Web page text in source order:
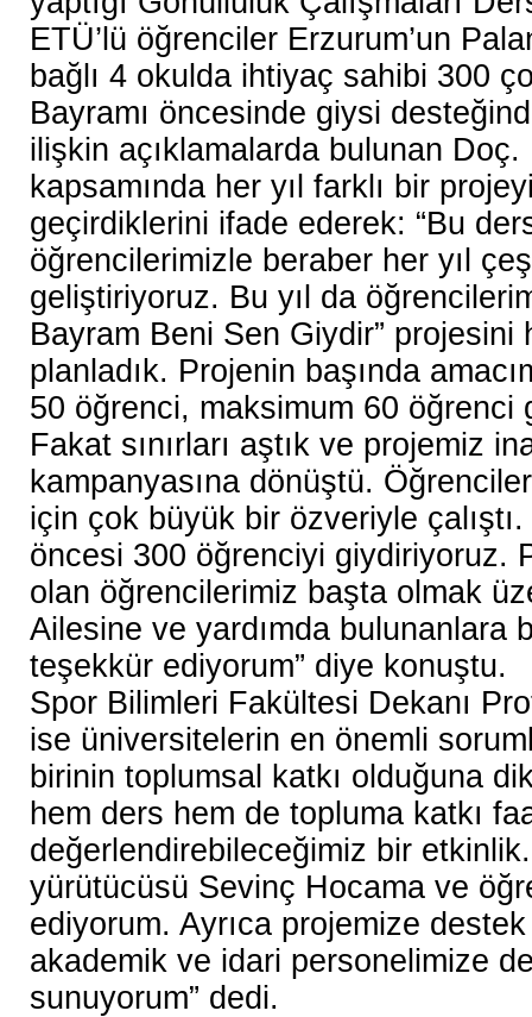
ETÜ’lü öğrenciler Erzurum’un
bağlı 4 okulda ihtiyaç sahibi 300
Bayramı öncesinde giysi
ilişkin açıklamalarda bulunan Doç.
kapsamında her yıl farklı bir
geçirdiklerini ifade ederek: “Bu
öğrencilerimizle beraber her yıl
geliştiriyoruz. Bu yıl da
Bayram Beni Sen Giydir” projesini
planladık. Projenin başında
50 öğrenci, maksimum 60 öğrenci
Fakat sınırları aştık ve projemiz
kampanyasına dönüştü.
için çok büyük bir özveriyle
öncesi 300 öğrenciyi giydiriyoruz.
olan öğrencilerimiz başta olmak
Ailesine ve yardımda bulunanlara
teşekkür ediyorum” diye konuştu.
Spor Bilimleri Fakültesi Dekanı
ise üniversitelerin en önemli
birinin toplumsal katkı olduğuna
hem ders hem de topluma katkı
değerlendirebileceğimiz bir
yürütücüsü Sevinç Hocama ve
ediyorum. Ayrıca projemize
akademik ve idari personelimize
sunuyorum” dedi.